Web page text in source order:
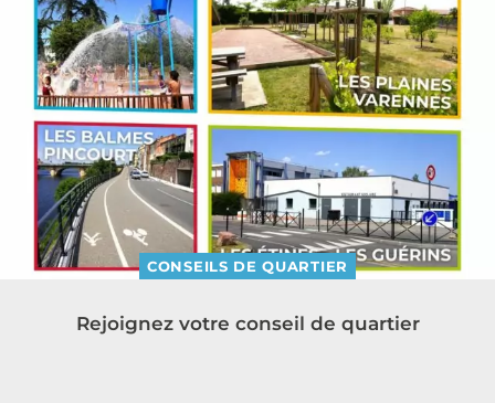
CONSEILS DE QUARTIER
Rejoignez votre conseil de quartier